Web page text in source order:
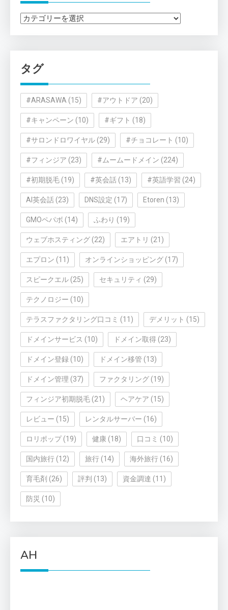
カ
ー
タグ
#ARASAWA (15) #アウトドア (20)
#キャンペーン (10) #ギフト (18)
#サロンドロワイヤル (29) #チョコレート (10)
#フィンジア (23) #ムームードメイン (224)
#初期脱毛 (19) #英会話 (13) #英語学習 (24)
AI英会話 (23) DNS設定 (17) Etoren (13)
GMOペパボ (14) ふわり (19)
ウェブホスティング (22) エアトリ (21)
エプロン (11) オンラインショッピング (17)
スピークエル (25) セキュリティ (29)
テクノロジー (10)
テラスファクタリング口コミ (11) デメリット (15)
ドメインサービス (10) ドメイン取得 (23)
ドメイン登録 (10) ドメイン移管 (13)
ドメイン管理 (37) ファクタリング (19)
フィンジア初期脱毛 (21) ヘアケア (15)
レビュー (15) レンタルサーバー (16)
ロリポップ(19) 健康 (18) 口コミ (10)
国内旅行 (12) 旅行 (14) 海外旅行 (16)
育毛剤 (26) 評判 (13) 資金調達 (11)
防災 (10)
AH